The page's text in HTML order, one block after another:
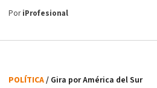
PoriProfesional
POLÍTICA/ Gira por América del Sur